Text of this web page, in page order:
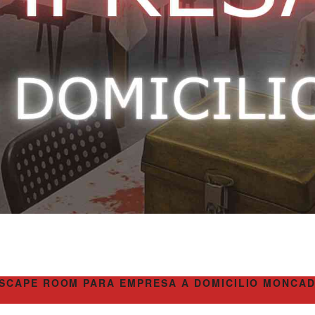
ROOM PARA EMPRESA A DOMICILIO